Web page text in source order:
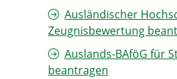
Ausländischer
Zeugnisbewertung
Auslands-BAföG für
beantragen